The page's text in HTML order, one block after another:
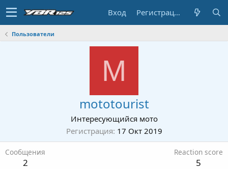
Вход Регистрация
Пользователи
M
mototourist
Интересующийся мото
Регистрация 17 Окт 2019
Сообщения
2
Reaction score
5